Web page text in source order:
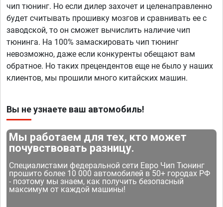
чип тюнинг. Но если дилер захочет и целенаправленно
будет считывать прошивку мозгов и сравнивать ее с
заводской, то он сможет вычислить наличие чип
тюнинга. На 100% замаскировать чип тюнинг
невозможно, даже если конкуренты обещают вам
обратное. Но таких прецендентов еще не было у наших
клиентов, мы прошили много китайских машин.
Вы не узнаете ваш автомобиль!
Мы работаем для тех, кто может
почувствовать разницу.
Специалистами федеральной сети Евро Чип Тюнинг
прошито более 10 000 автомобилей в 50+ городах РФ
- поэтому мы знаем, как получить безопасный
максимум от каждой машины!